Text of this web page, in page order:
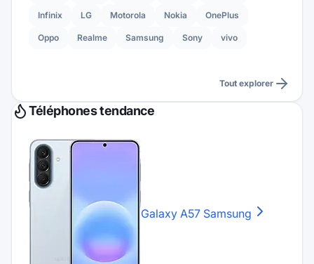
Infinix LG Motorola Nokia OnePlus
Oppo Realme Samsung Sony vivo
Tout explorer
Téléphones tendance
Galaxy A57 Samsung